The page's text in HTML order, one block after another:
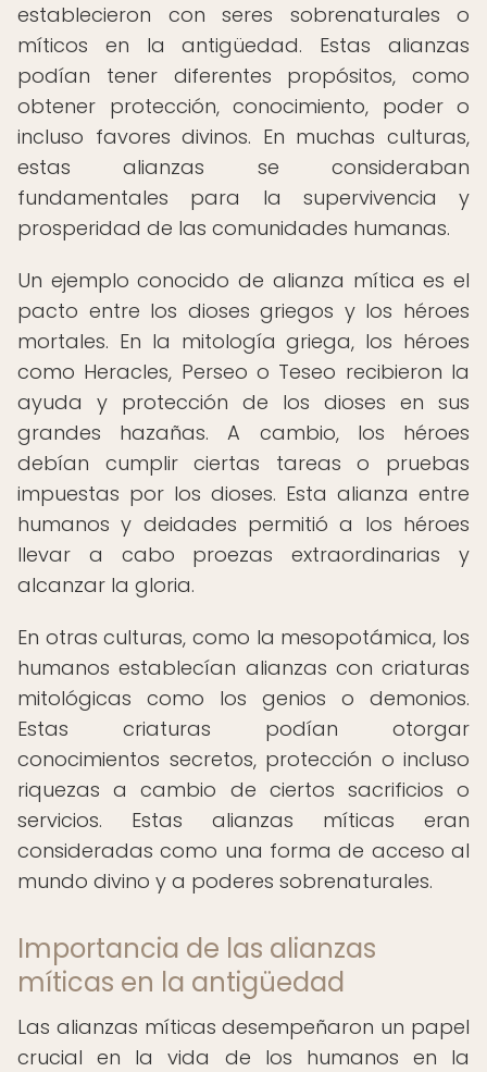
establecieron con seres sobrenaturales o
míticos en la antigüedad. Estas alianzas
podían tener diferentes propósitos, como
obtener protección, conocimiento, poder o
incluso favores divinos. En muchas culturas,
estas alianzas se consideraban
fundamentales para la supervivencia y
prosperidad de las comunidades humanas.
Un ejemplo conocido de alianza mítica es el
pacto entre los dioses griegos y los héroes
mortales. En la mitología griega, los héroes
como Heracles, Perseo o Teseo recibieron la
ayuda y protección de los dioses en sus
grandes hazañas. A cambio, los héroes
debían cumplir ciertas tareas o pruebas
impuestas por los dioses. Esta alianza entre
humanos y deidades permitió a los héroes
llevar a cabo proezas extraordinarias y
alcanzar la gloria.
En otras culturas, como la mesopotámica, los
humanos establecían alianzas con criaturas
mitológicas como los genios o demonios.
Estas criaturas podían otorgar
conocimientos secretos, protección o incluso
riquezas a cambio de ciertos sacrificios o
servicios. Estas alianzas míticas eran
consideradas como una forma de acceso al
mundo divino y a poderes sobrenaturales.
Importancia de las alianzas
míticas en la antigüedad
Las alianzas míticas desempeñaron un papel
crucial en la vida de los humanos en la